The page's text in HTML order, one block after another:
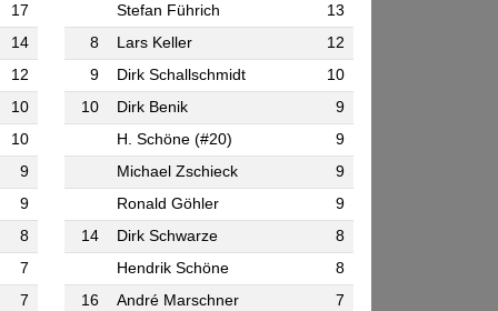
17
14
12
10
10
9
9
8
7
7
Stefan Führich
13
8
Lars Keller
12
9
Dirk Schallschmidt
10
10
Dirk Benik
9
H. Schöne (#20)
9
Michael Zschieck
9
Ronald Göhler
9
14
Dirk Schwarze
8
Hendrik Schöne
8
16
André Marschner
7